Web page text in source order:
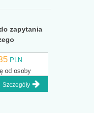
zapytania
PLN
od osoby
Szczegóły